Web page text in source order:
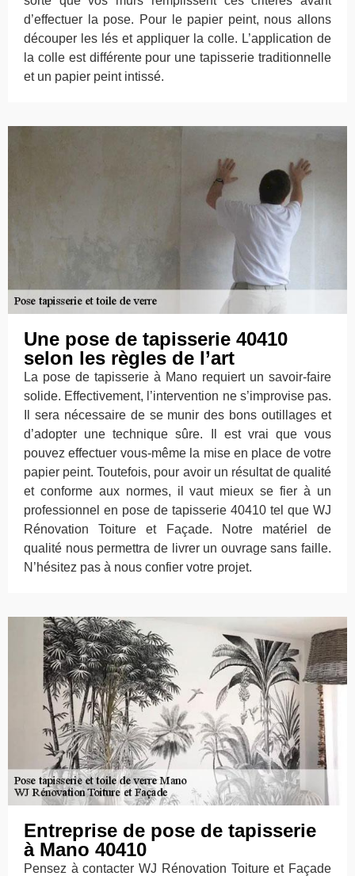
d’effectuer la pose. Pour le papier peint, nous allons
découper les lés et appliquer la colle. L’application de
la colle est différente pour une tapisserie traditionnelle
et un papier peint intissé.
Une pose de tapisserie 40410
selon les règles de l’art
La pose de tapisserie à Mano requiert un savoir-faire
solide. Effectivement, l’intervention ne s’improvise pas.
Il sera nécessaire de se munir des bons outillages et
d’adopter une technique sûre. Il est vrai que vous
pouvez effectuer vous-même la mise en place de votre
papier peint. Toutefois, pour avoir un résultat de qualité
et conforme aux normes, il vaut mieux se fier à un
professionnel en pose de tapisserie 40410 tel que WJ
Rénovation Toiture et Façade. Notre matériel de
qualité nous permettra de livrer un ouvrage sans faille.
N’hésitez pas à nous confier votre projet.
Entreprise de pose de tapisserie
à Mano 40410
Pensez à contacter WJ Rénovation Toiture et Façade